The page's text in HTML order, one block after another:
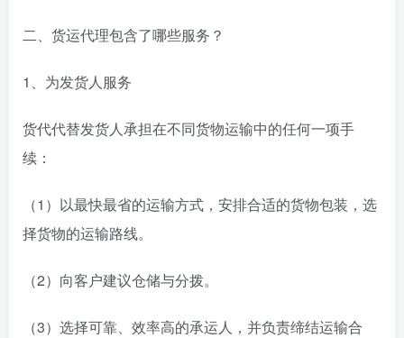
二、货运代理包含了哪些服务？
1、为发货人服务
货代代替发货人承担在不同货物运输中的任何一项手
续：
（1）以最快最省的运输方式，安排合适的货物包装，选
择货物的运输路线。
（2）向客户建议仓储与分拨。
（3）选择可靠、效率高的承运人，并负责缔结运输合